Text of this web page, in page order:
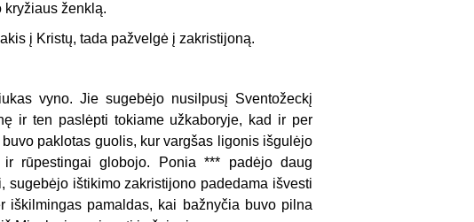
kryžiaus ženklą.
į Kristų, tada pažvelgė į zakristijoną.
vyno. Jie sugebėjo nusilpusį Sventožeckį
ir ten paslėpti tokiame užkaboryje, kad ir per
paklotas guolis, kur vargšas ligonis išgulėjo
rūpestingai globojo. Ponia *** padėjo daug
ištikimo zakristijono padedama išvesti
iškilmingas pamaldas, kai bažnyčia buvo pilna